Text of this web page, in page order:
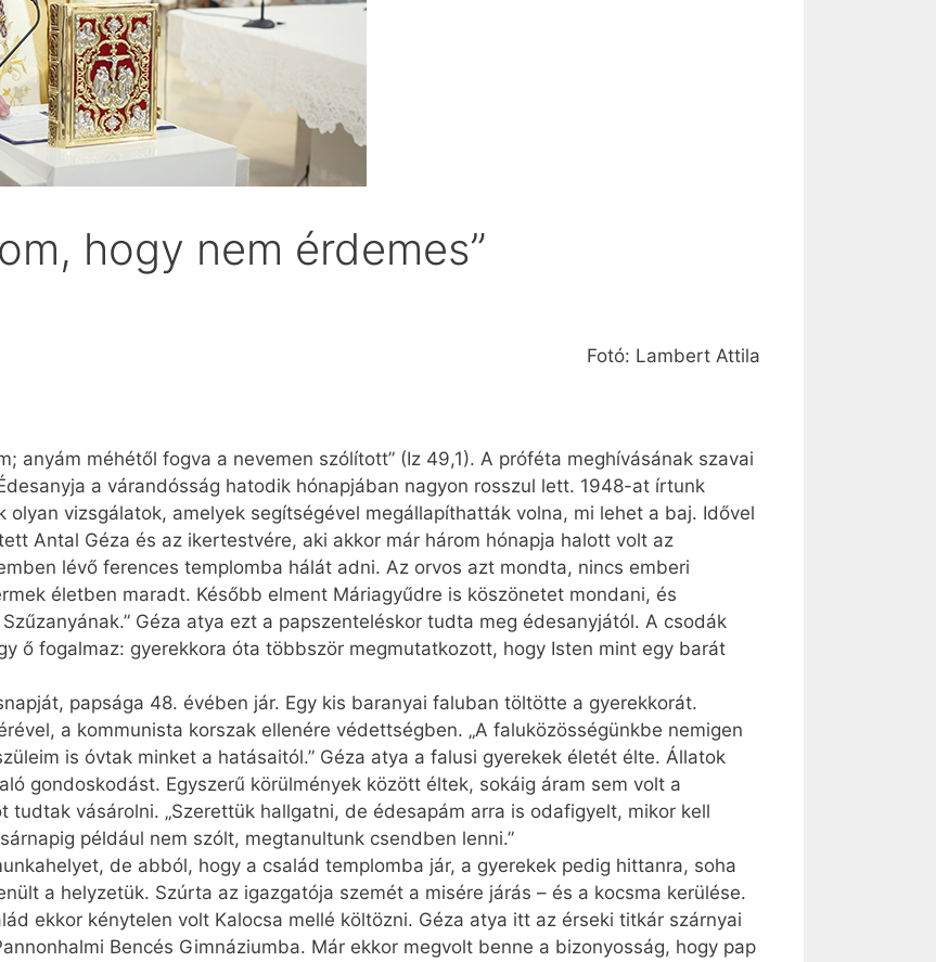
hogy nem érdemes”
Fotó: Lambert Attila
anyám méhétől fogva a nevemen szólított” (Iz 49,1). A próféta meghívásának szavai
a várandósság hatodik hónapjában nagyon rosszul lett. 1948-at írtunk
vizsgálatok, amelyek segítségével megállapíthatták volna, mi lehet a baj. Idővel
Antal Géza és az ikertestvére, aki akkor már három hónapja halott volt az
lévő ferences templomba hálát adni. Az orvos azt mondta, nincs emberi
életben maradt. Később elment Máriagyűdre is köszönetet mondani, és
Géza atya ezt a papszenteléskor tudta meg édesanyjától. A csodák
ő fogalmaz: gyerekkora óta többször megmutatkozott, hogy Isten mint egy barát
papsága 48. évében jár. Egy kis baranyai faluban töltötte a gyerekkorát.
a kommunista korszak ellenére védettségben. „A faluközösségünkbe nemigen
is óvtak minket a hatásaitól.” Géza atya a falusi gyerekek életét élte. Állatok
gondoskodást. Egyszerű körülmények között éltek, sokáig áram sem volt a
tudtak vásárolni. „Szerettük hallgatni, de édesapám arra is odafigyelt, mikor kell
például nem szólt, megtanultunk csendben lenni.”
de abból, hogy a család templomba jár, a gyerekek pedig hittanra, soha
a helyzetük. Szúrta az igazgatója szemét a misére járás – és a kocsma kerülése.
ekkor kénytelen volt Kalocsa mellé költözni. Géza atya itt az érseki titkár szárnyai
Bencés Gimnáziumba. Már ekkor megvolt benne a bizonyosság, hogy pap